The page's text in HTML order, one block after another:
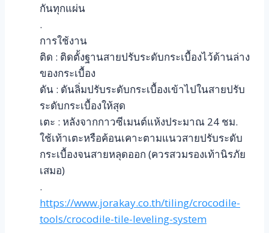
กันทุกแผ่น
.
การใช้งาน
ติด : ติดตั้งฐานสายปรับระดับกระเบื้องไว้ด้านล่าง
ของกระเบื้อง
ดัน : ดันลิ่มปรับระดับกระเบื้องเข้าไปในสายปรับ
ระดับกระเบื้องให้สุด
เตะ : หลังจากกาวซีเมนต์แห้งประมาณ 24 ชม.
ใช้เท้าเตะหรือค้อนเคาะตามแนวสายปรับระดับ
กระเบื้องจนสายหลุดออก (ควรสวมรองเท้านิรภัย
เสมอ)
.
https://www.jorakay.co.th/tiling/crocodile-
tools/crocodile-tile-leveling-system